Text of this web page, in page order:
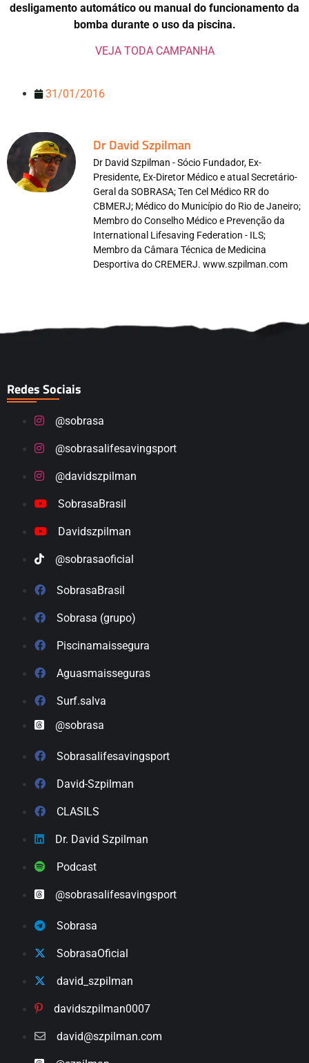
desligamento automático ou manual do funcionamento da
bomba durante o uso da piscina.
VEJA TODA CAMPANHA
31/01/2016
Dr David Szpilman
Dr David Szpilman - Sócio Fundador, Ex-
Presidente, Ex-Diretor Médico e atual Secretário-
Geral da SOBRASA; Ten Cel Médico RR do
CBMERJ; Médico do Município do Rio de Janeiro;
Membro do Conselho Médico e Prevenção da
International Lifesaving Federation - ILS;
Membro da Câmara Técnica de Medicina
Desportiva do CREMERJ. www.szpilman.com
Redes Sociais
@sobrasa
@sobrasalifesavingsport
@davidszpilman
SobrasaBrasil
Davidszpilman
@sobrasaoficial
SobrasaBrasil
Sobrasa (grupo)
Piscinamaissegura
Aguasmaisseguras
Surf.salva
@sobrasa
Sobrasalifesavingsport
David-Szpilman
CLASILS
Dr. David Szpilman
Podcast
@sobrasalifesavingsport
Sobrasa
SobrasaOficial
david_szpilman
davidszpilman0007
david@szpilman.com